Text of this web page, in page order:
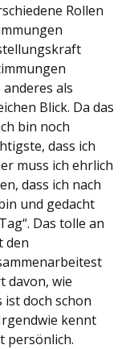
Rollen
als
Blick. Da das
bin noch
dass ich
muss ich ehrlich
dass ich nach
und gedacht
Das tolle an
den
davon, wie
ist doch schon
kennt
persönlich.